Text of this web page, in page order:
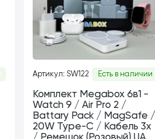
Артикул: SW122 Есть в наличии
Комплект Megabox 6в1 -
Watch 9 / Air Pro 2 /
Battary Pack / MagSafe /
20W Type-С / Кабель 3х